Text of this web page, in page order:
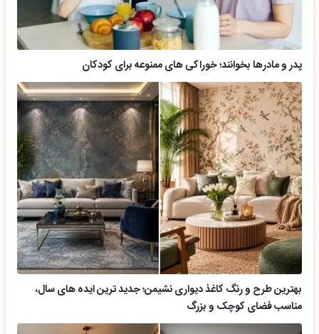
پدر و مادرها بخوانند؛ خوراکی های ممنوعه برای کودکان
بهترین طرح و رنگ کاغذ دیواری نشیمن؛ جدید ترین ایده های سال،
مناسب فضای کوچک و بزرگ